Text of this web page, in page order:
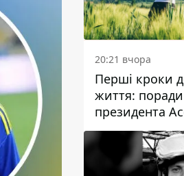
20:21 вчора
Перші кроки
життя: поради
президента
дієтологів